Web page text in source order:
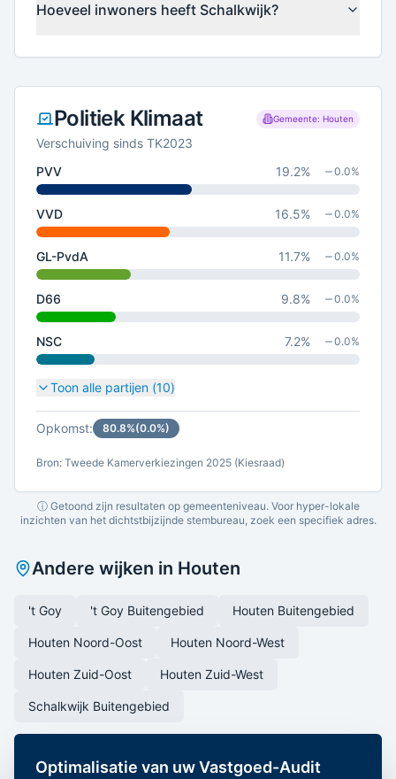
Hoeveel inwoners heeft Schalkwijk?
Politiek Klimaat Gemeente: Houten
Verschuiving sinds TK2023
PVV
19.2% 0.0%
VVD 16.5% 0.0%
GL-PvdA 11.7% 0.0%
D66 9.8% 0.0%
NSC 7.2% 0.0%
Toon alle partijen (10)
Opkomst: 80.8%(0.0%)
Bron: Tweede Kamerverkiezingen 2025 (Kiesraad)
ⓘ Getoond zijn resultaten op gemeenteniveau. Voor hyper-lokale
inzichten van het dichtstbijzijnde stembureau, zoek een specifiek adres.
Andere wijken in Houten
't Goy 't Goy Buitengebied Houten Buitengebied
Houten Noord-Oost Houten Noord-West
Houten Zuid-Oost Houten Zuid-West
Schalkwijk Buitengebied
Optimalisatie van uw Vastgoed-Audit